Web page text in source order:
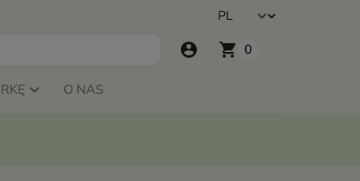
account_circle shopping_cart 0
O NAS